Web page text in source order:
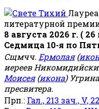
литературной
8 августа 2026 г. (
Седмица 10-я по
Сщмчч. Ермолая(
иереев
Моисея(икона)
пресвитера.
Прп.: Гал., 213 зач., V,